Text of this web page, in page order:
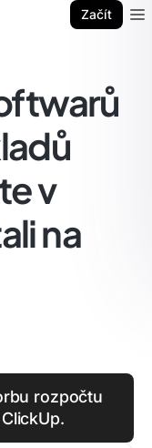
Začít
v
na
rozpočtu